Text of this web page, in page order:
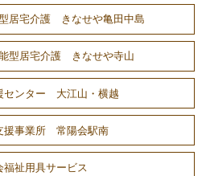
居宅介護 きなせや亀田中島
型居宅介護 きなせや寺山
センター 大江山・横越
援事業所 常陽会駅南
福祉用具サービス